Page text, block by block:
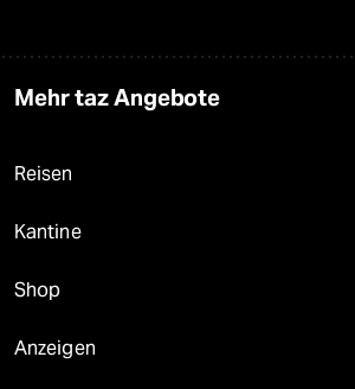
Mehr taz Angebote
Reisen
Kantine
Shop
Anzeigen